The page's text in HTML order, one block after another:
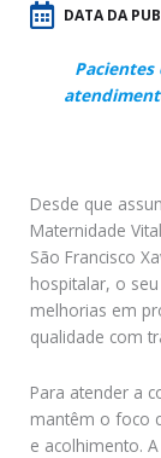
DATA DA
Desde que
Maternidade
São Francisco
hospitalar, o
melhorias em
qualidade com
Para atender a
mantêm o foco
e acolhimento.